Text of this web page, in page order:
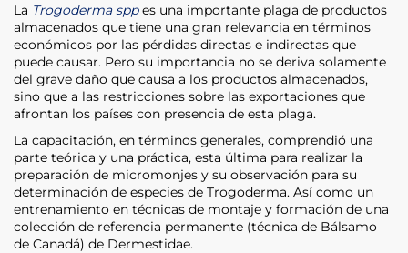
La Trogoderma sppes una importante plaga de productos
almacenados que tiene una gran relevancia en términos
económicos por las pérdidas directas e indirectas que
puede causar. Pero su importancia no se deriva solamente
del grave daño que causa a los productos almacenados,
sino que a las restricciones sobre las exportaciones que
afrontan los países con presencia de esta plaga.
La capacitación, en términos generales, comprendió una
parte teórica y una práctica, esta última para realizar la
preparación de micromonjes y su observación para su
determinación de especies de Trogoderma. Así como un
entrenamiento en técnicas de montaje y formación de una
colección de referencia permanente (técnica de Bálsamo
de Canadá) de Dermestidae.